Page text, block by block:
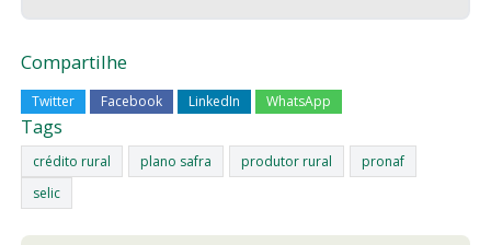
Compartilhe
Twitter Facebook LinkedIn WhatsApp
Tags
crédito rural plano safra produtor rural
pronaf
selic